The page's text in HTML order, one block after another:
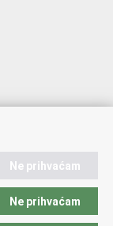
Hrvatsku
Ne prihvaćam
Ne prihvaćam